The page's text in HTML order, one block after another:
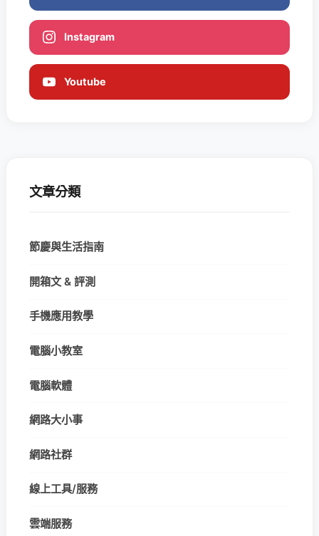
Instagram
Youtube
文章分類
節慶與生活指南
開箱文 & 評測
手機應用教學
電腦小教室
電腦軟體
網路大小事
網路社群
線上工具/服務
雲端服務